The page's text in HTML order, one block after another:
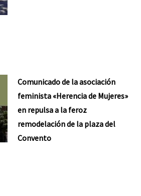
Comunicado de la asociación
feminista «Herencia de Mujeres»
en repulsa a la feroz
remodelación de la plaza del
Convento